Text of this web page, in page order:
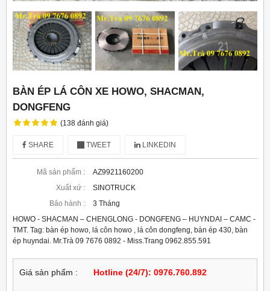
BÀN ÉP LÁ CÔN XE HOWO, SHACMAN,
DONGFENG
(138 đánh giá)
SHARE TWEET LINKEDIN
Mã sản phẩm :
AZ9921160200
Xuất xứ :
SINOTRUCK
Bảo hành :
3 Tháng
HOWO - SHACMAN – CHENGLONG - DONGFENG – HUYNDAI – CAMC -
TMT. Tag: bàn ép howo, lá côn howo , lá côn dongfeng, bàn ép 430, bàn
ép huyndai. Mr.Trà 09 7676 0892 - Miss.Trang 0962.855.591
Giá sản phẩm : Hotline (24/7): 0976.760.892